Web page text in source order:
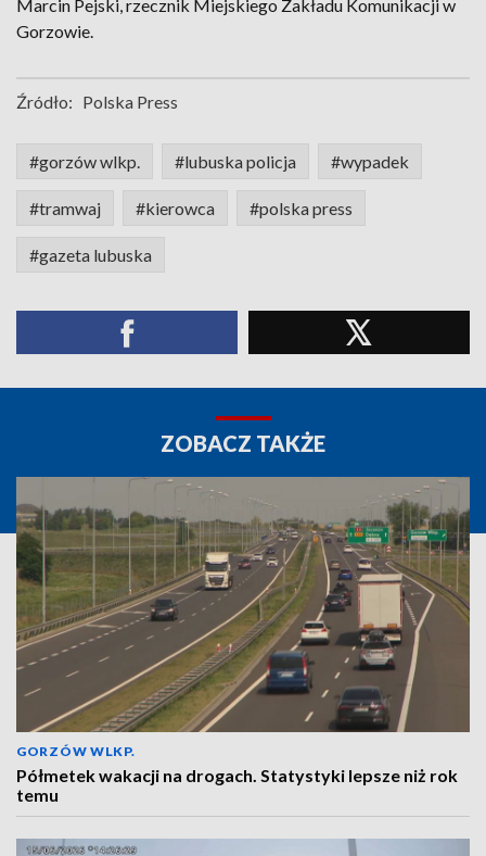
Marcin Pejski, rzecznik Miejskiego Zakładu Komunikacji w
Gorzowie.
Źródło: Polska Press
#gorzów wlkp. #lubuska policja #wypadek
#tramwaj #kierowca #polska press
#gazeta lubuska
ZOBACZ TAKŻE
GORZÓW WLKP.
Półmetek wakacji na drogach. Statystyki lepsze niż rok
temu